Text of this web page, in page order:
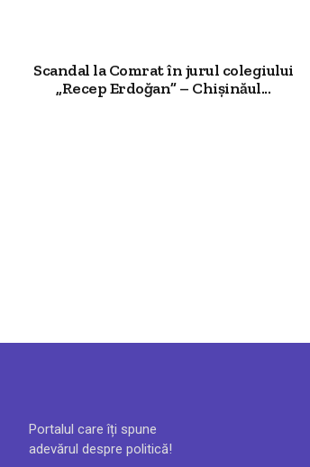
Scandal la Comrat în jurul colegiului
„Recep Erdoğan” – Chișinăul...
Portalul care îți spune
adevărul despre politică!